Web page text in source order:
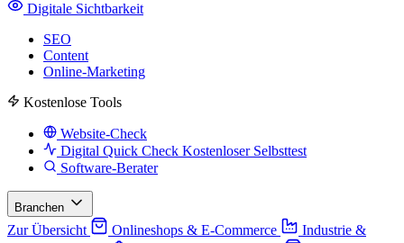
Digitale Sichtbarkeit
SEO
Content
Online-Marketing
Kostenlose Tools
Website-Check
Digital Quick Check Kostenloser Selbsttest
Software-Berater
Branchen
Zur Übersicht Onlineshops & E-Commerce
Industrie &